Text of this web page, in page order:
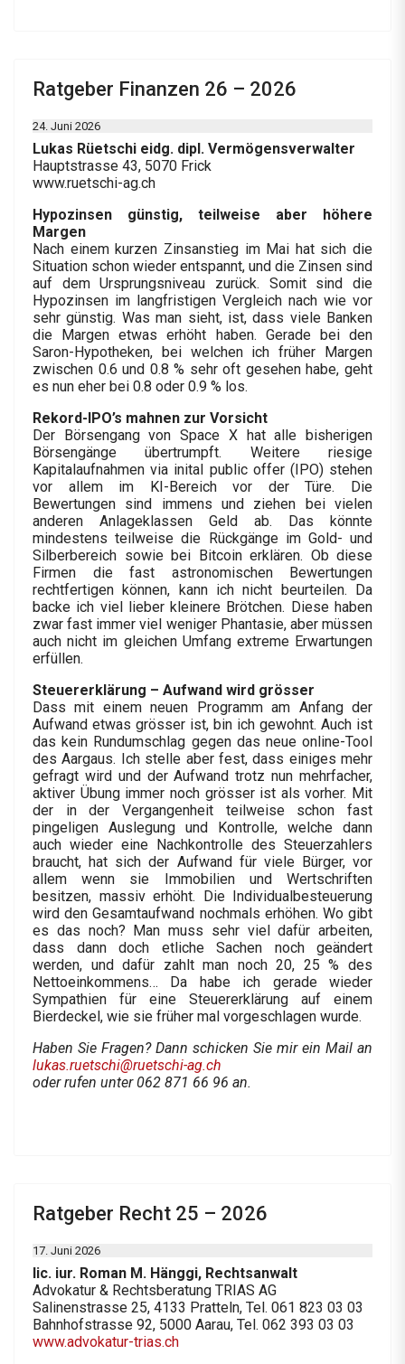
Ratgeber Finanzen 26 – 2026
24. Juni 2026
Lukas Rüetschi eidg. dipl. Vermögensverwalter
Hauptstrasse 43, 5070 Frick
www.ruetschi-ag.ch
Hypozinsen günstig, teilweise aber höhere
Margen
Nach einem kurzen Zinsanstieg im Mai hat sich die
Situation schon wieder entspannt, und die Zinsen sind
auf dem Ursprungsniveau zurück. Somit sind die
Hypozinsen im langfristigen Vergleich nach wie vor
sehr günstig. Was man sieht, ist, dass viele Banken
die Margen etwas erhöht haben. Gerade bei den
Saron-Hypotheken, bei welchen ich früher Margen
zwischen 0.6 und 0.8 % sehr oft gesehen habe, geht
es nun eher bei 0.8 oder 0.9 % los.
Rekord-IPO’s mahnen zur Vorsicht
Der Börsengang von Space X hat alle bisherigen
Börsengänge übertrumpft. Weitere riesige
Kapitalaufnahmen via inital public offer (IPO) stehen
vor allem im KI-Bereich vor der Türe. Die
Bewertungen sind immens und ziehen bei vielen
anderen Anlageklassen Geld ab. Das könnte
mindestens teilweise die Rückgänge im Gold- und
Silberbereich sowie bei Bitcoin erklären. Ob diese
Firmen die fast astronomischen Bewertungen
rechtfertigen können, kann ich nicht beurteilen. Da
backe ich viel lieber kleinere Brötchen. Diese haben
zwar fast immer viel weniger Phantasie, aber müssen
auch nicht im gleichen Umfang extreme Erwartungen
erfüllen.
Steuererklärung – Aufwand wird grösser
Dass mit einem neuen Programm am Anfang der
Aufwand etwas grösser ist, bin ich gewohnt. Auch ist
das kein Rundumschlag gegen das neue online-Tool
des Aargaus. Ich stelle aber fest, dass einiges mehr
gefragt wird und der Aufwand trotz nun mehrfacher,
aktiver Übung immer noch grösser ist als vorher. Mit
der in der Vergangenheit teilweise schon fast
pingeligen Auslegung und Kontrolle, welche dann
auch wieder eine Nachkontrolle des Steuerzahlers
braucht, hat sich der Aufwand für viele Bürger, vor
allem wenn sie Immobilien und Wertschriften
besitzen, massiv erhöht. Die Individualbesteuerung
wird den Gesamtaufwand nochmals erhöhen. Wo gibt
es das noch? Man muss sehr viel dafür arbeiten,
dass dann doch etliche Sachen noch geändert
werden, und dafür zahlt man noch 20, 25 % des
Nettoeinkommens… Da habe ich gerade wieder
Sympathien für eine Steuererklärung auf einem
Bierdeckel, wie sie früher mal vorgeschlagen wurde.
Haben Sie Fragen? Dann schicken Sie mir ein Mail an
lukas.ruetschi@ruetschi-ag.ch
oder rufen unter 062 871 66 96 an.
Ratgeber Recht 25 – 2026
17. Juni 2026
lic. iur. Roman M. Hänggi, Rechtsanwalt
Advokatur & Rechtsberatung TRIAS AG
Salinenstrasse 25, 4133 Pratteln, Tel. 061 823 03 03
Bahnhofstrasse 92, 5000 Aarau, Tel. 062 393 03 03
www.advokatur-trias.ch